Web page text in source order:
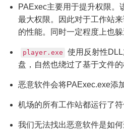
PAExec主要用于提升权限。
最大权限。因此对于工作站
的性能。同时一定程度上也躲
player.exe
使用反射性
盘，自然也绕过了基于文件
恶意软件会将PAExec.exe添
机场的所有工作站都运行了
我们无法找出恶意软件是如